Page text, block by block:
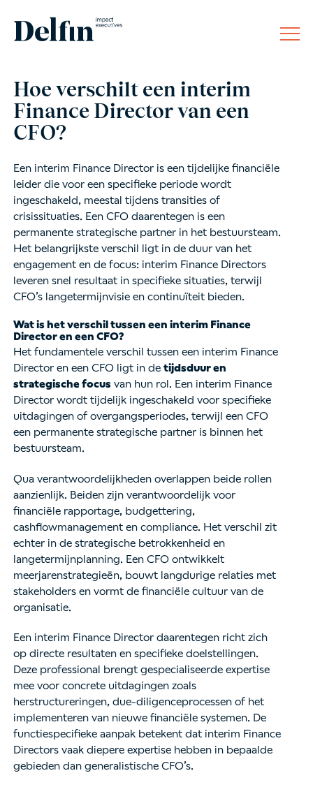
Hoe verschilt een interim
Finance Director van een
CFO?
Een interim Finance Director is een tijdelijke financiële
leider die voor een specifieke periode wordt
ingeschakeld, meestal tijdens transities of
crisissituaties. Een CFO daarentegen is een
permanente strategische partner in het bestuursteam.
Het belangrijkste verschil ligt in de duur van het
engagement en de focus: interim Finance Directors
leveren snel resultaat in specifieke situaties, terwijl
CFO’s langetermijnvisie en continuïteit bieden.
Wat is het verschil tussen een interim Finance
Director en een CFO?
Het fundamentele verschil tussen een interim Finance
Director en een CFO ligt in detijdsduur en
strategische focus van hun rol. Een interim Finance
Director wordt tijdelijk ingeschakeld voor specifieke
uitdagingen of overgangsperiodes, terwijl een CFO
een permanente strategische partner is binnen het
bestuursteam.
Qua verantwoordelijkheden overlappen beide rollen
aanzienlijk. Beiden zijn verantwoordelijk voor
financiële rapportage, budgettering,
cashflowmanagement en compliance. Het verschil zit
echter in de strategische betrokkenheid en
langetermijnplanning. Een CFO ontwikkelt
meerjarenstrategieën, bouwt langdurige relaties met
stakeholders en vormt de financiële cultuur van de
organisatie.
Een interim Finance Director daarentegen richt zich
op directe resultaten en specifieke doelstellingen.
Deze professional brengt gespecialiseerde expertise
mee voor concrete uitdagingen zoals
herstructureringen, due-diligenceprocessen of het
implementeren van nieuwe financiële systemen. De
functiespecifieke aanpak betekent dat interim Finance
Directors vaak diepere expertise hebben in bepaalde
gebieden dan generalistische CFO’s.